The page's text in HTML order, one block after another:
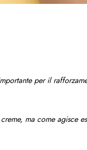
per il
ma come agisce